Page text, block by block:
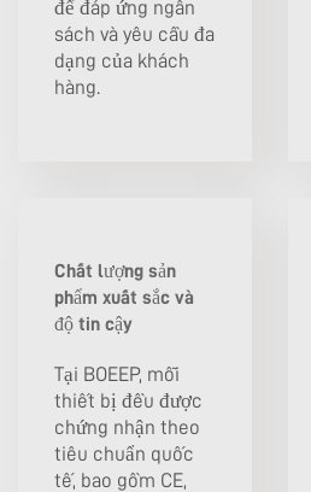
để đáp ứng ngân
sách và yêu cầu đa
dạng của khách
hàng.
Chất lượng sản
phẩm xuất sắc và
độ tin cậy
Tại BOEEP, mỗi
thiết bị đều được
chứng nhận theo
tiêu chuẩn quốc
tế, bao gồm CE,